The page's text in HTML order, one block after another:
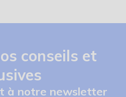
conseils et
à notre newsletter